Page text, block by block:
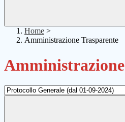
Home >
Amministrazione Trasparente